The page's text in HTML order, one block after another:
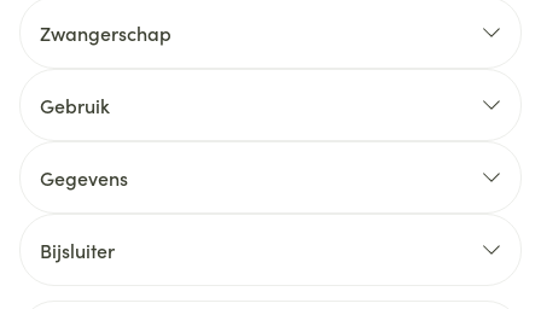
Zwangerschap
Gebruik
Gegevens
Bijsluiter